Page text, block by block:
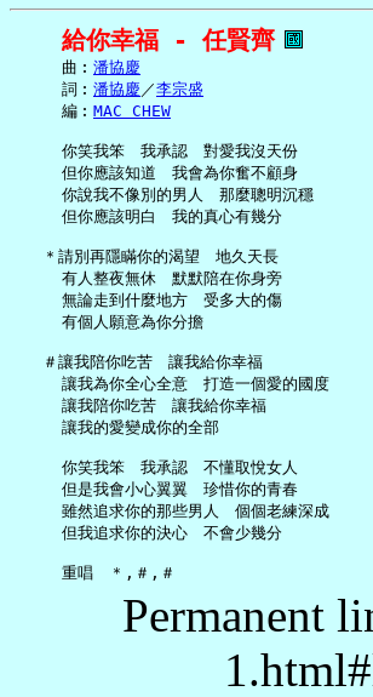
給你幸福 - 任賢齊
     曲︰
潘協慶
     詞︰
潘協慶 ／李宗盛
     編︰
MAC CHEW
     你笑我笨　我承認　對愛我沒天份
     但你應該知道　我會為你奮不顧身
     你說我不像別的男人　那麼聰明沉穩
     但你應該明白　我的真心有幾分
   ＊請別再隱瞞你的渴望　地久天長
     有人整夜無休　默默陪在你身旁
     無論走到什麼地方　受多大的傷
     有個人願意為你分擔
   ＃讓我陪你吃苦　讓我給你幸福
     讓我為你全心全意　打造一個愛的國度
     讓我陪你吃苦　讓我給你幸福
     讓我的愛變成你的全部
     你笑我笨　我承認　不懂取悅女人
     但是我會小心翼翼　珍惜你的青春
     雖然追求你的那些男人　個個老練深成
     但我追求你的決心　不會少幾分
Permanent